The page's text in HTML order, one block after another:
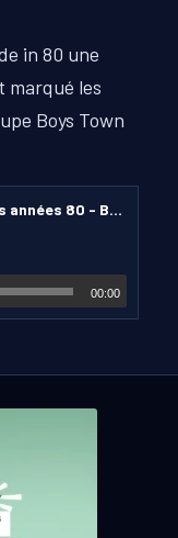
in 80 une
marqué les
Boys Town
Les trésors musicaux des années 80 - Boys Town Gang
00:00